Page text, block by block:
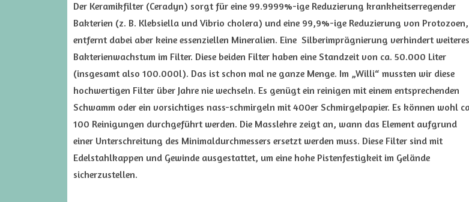
Der Keramikfilter (Ceradyn) sorgt für eine 99.9999%-ige Reduzierung krankheitserregender
Bakterien (z. B. Klebsiella und Vibrio cholera) und eine 99,9%-ige Reduzierung von Protozoen,
entfernt dabei aber keine essenziellen Mineralien. Eine Silberimprägnierung verhindert weiteres
Bakterienwachstum im Filter. Diese beiden Filter haben eine Standzeit von ca. 50.000 Liter
(insgesamt also 100.000l). Das ist schon mal ne ganze Menge. Im „Willi“ mussten wir diese
hochwertigen Filter über Jahre nie wechseln. Es genügt ein reinigen mit einem entsprechenden
Schwamm oder ein vorsichtiges nass-schmirgeln mit 400er Schmirgelpapier. Es können wohl
100 Reinigungen durchgeführt werden. Die Masslehre zeigt an, wann das Element aufgrund
einer Unterschreitung des Minimaldurchmessers ersetzt werden muss. Diese Filter sind mit
Edelstahlkappen und Gewinde ausgestattet, um eine hohe Pistenfestigkeit im Gelände
sicherzustellen.